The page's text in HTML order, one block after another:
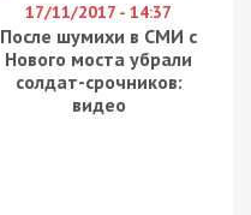
17/11/2017 - 14:37
После шумихи в СМИ с
Нового моста убрали
солдат-срочников:
видео